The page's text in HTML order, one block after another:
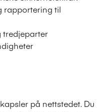
rapportering til
tredjeparter
på nettstedet. Du